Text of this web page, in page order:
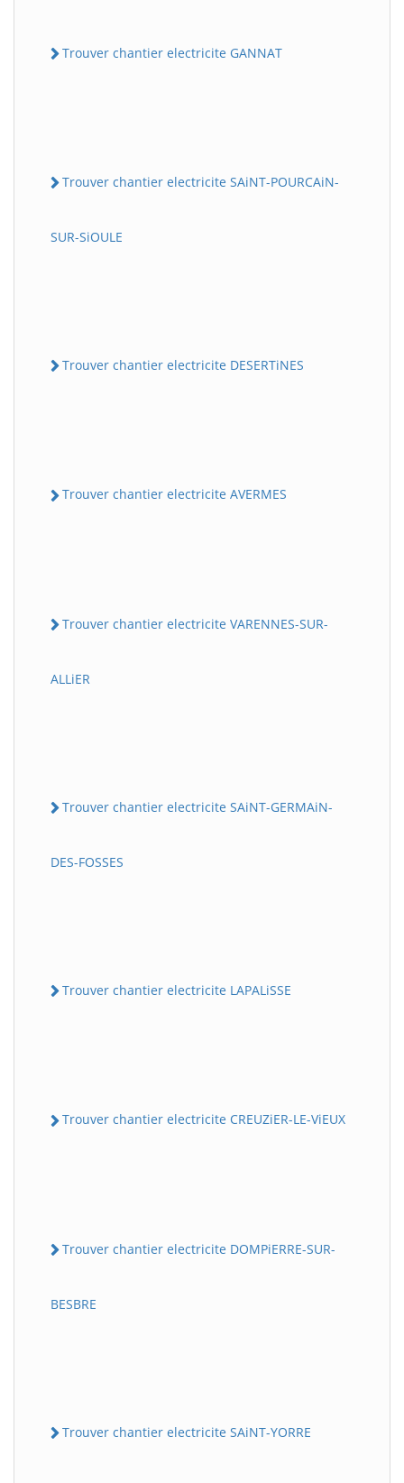
Trouver chantier electricite GANNAT
Trouver chantier electricite SAiNT-POURCAiN-
SUR-SiOULE
Trouver chantier electricite DESERTiNES
Trouver chantier electricite AVERMES
Trouver chantier electricite VARENNES-SUR-
ALLiER
Trouver chantier electricite SAiNT-GERMAiN-
DES-FOSSES
Trouver chantier electricite LAPALiSSE
Trouver chantier electricite CREUZiER-LE-ViEUX
Trouver chantier electricite DOMPiERRE-SUR-
BESBRE
Trouver chantier electricite SAiNT-YORRE